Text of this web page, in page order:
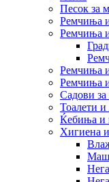
Песок за
Ремчиња
Ремчиња
Ремчиња
Ремчиња
Садови за
Тоалети
Ќебиња и
Хигиена